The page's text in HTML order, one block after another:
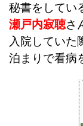
秘書をしてい
瀬戸内寂聴さ
入院していた
泊まりで看病